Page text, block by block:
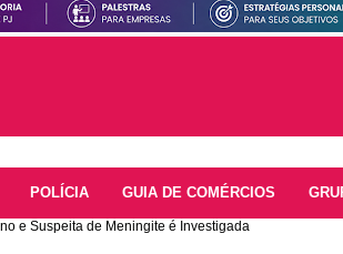
POLÍCIA GUIA DE COMÉRCIOS
e Suspeita de Meningite é Investigada